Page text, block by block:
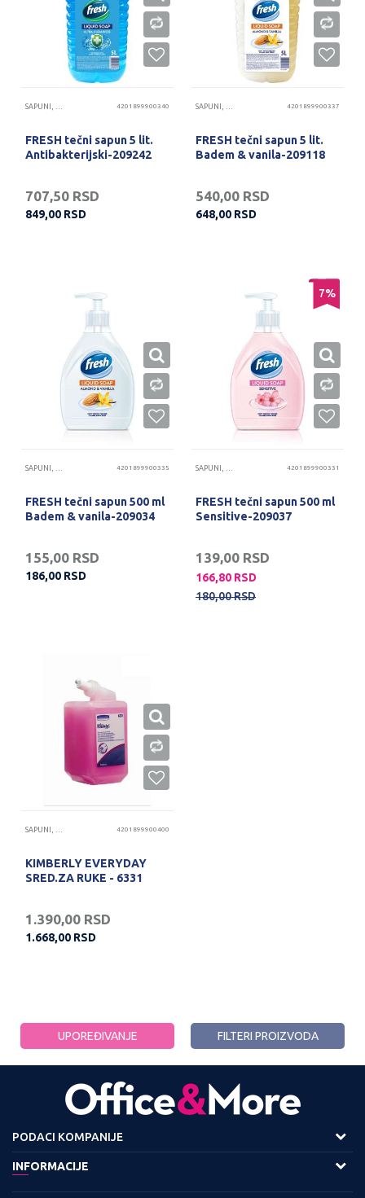
SAPUNI, GELOVI I KREME ZA RUKE 4201899900340
FRESH tečni sapun 5 lit.
Antibakterijski-209242
707,50 RSD
849,00 RSD
SAPUNI, GELOVI I KREME ZA RUKE 4201899900337
FRESH tečni sapun 5 lit.
Badem & vanila-209118
540,00 RSD
648,00 RSD
SAPUNI, GELOVI I KREME ZA RUKE 4201899900335
FRESH tečni sapun 500 ml
Badem & vanila-209034
155,00 RSD
186,00 RSD
7%
SAPUNI, GELOVI I KREME ZA RUKE 4201899900331
FRESH tečni sapun 500 ml
Sensitive-209037
139,00 RSD
166,80 RSD
180,00RSD
SAPUNI, GELOVI I KREME ZA RUKE 4201899900400
KIMBERLY EVERYDAY
SRED.ZA RUKE - 6331
1.390,00 RSD
1.668,00 RSD
UPOREĐIVANJE FILTERI PROIZVODA
PODACI KOMPANIJE
Adresa :
INFORMACIJE